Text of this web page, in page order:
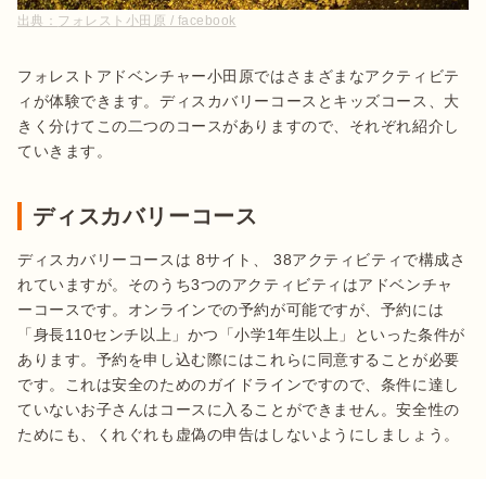
出典： フォレスト小田原 / facebook
フォレストアドベンチャー小田原ではさまざまなアクティビテ
ィが体験できます。ディスカバリーコースとキッズコース、大
きく分けてこの二つのコースがありますので、それぞれ紹介し
ていきます。
ディスカバリーコース
ディスカバリーコースは 8サイト、 38アクティビティで構成さ
れていますが。そのうち3つのアクティビティはアドベンチャ
ーコースです。オンラインでの予約が可能ですが、予約には
「身長110センチ以上」かつ「小学1年生以上」といった条件が
あります。予約を申し込む際にはこれらに同意することが必要
です。これは安全のためのガイドラインですので、条件に達し
ていないお子さんはコースに入ることができません。安全性の
ためにも、くれぐれも虚偽の申告はしないようにしましょう。